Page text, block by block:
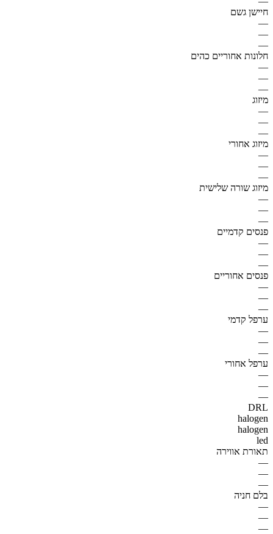
חיישן גשם
—
—
—
חלונות אחוריים כהים
—
—
—
מיזוג
—
—
—
מיזוג אחורי
—
—
—
מיזוג שורה שלישית
—
—
—
פנסים קדמיים
—
—
—
פנסים אחוריים
—
—
—
ערפל קדמי
—
—
—
ערפל אחורי
—
—
—
DRL
halogen
halogen
led
תאורת אווירה
—
—
—
בלם חניה
—
—
—